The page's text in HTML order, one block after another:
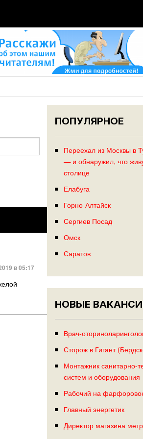
в 05:17
ПОПУЛЯРНОЕ
Переехал из Москвы в
— и обнаружил, что
столице
Елабуга
Горно-Алтайск
Сергиев Посад
Омск
Саратов
НОВЫЕ
Врач-
Сторож в Гигант
Монтажник санитарно-
систем и оборудования
Рабочий на
Главный энергетик
Директор магазина